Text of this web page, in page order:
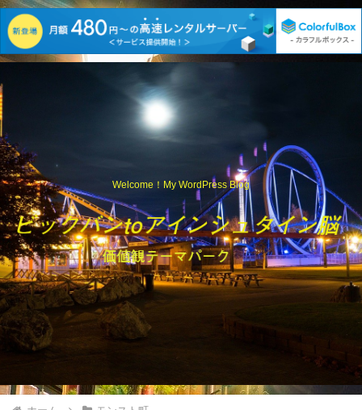
Welcome！My WordPress Blog